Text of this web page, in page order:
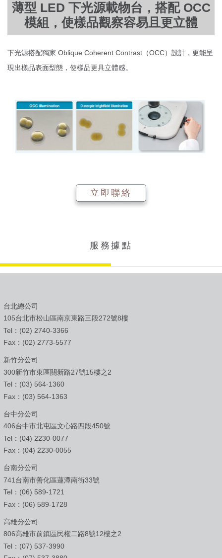
薄型 LED 下光源載物台，搭配 OCC
模組，使樣品觀察容易且更立體
下光源搭配獨家 Oblique Coherent Contrast（OCC）設計，更能呈
現出樣品表面型態，使樣品更具立體感。
立即聯絡
服務據點
台北總公司
105台北市松山區南京東路三段272號8樓
Tel：(02) 2740-3366
Fax：(02) 2773-5577
新竹分公司
300新竹市東區關新路27號15樓之2
Tel：(03) 564-1360
Fax：(03) 564-1363
台中分公司
406台中市北屯區文心路四段450號
Tel：(04) 2230-0077
Fax：(04) 2230-0055
台南分公司
741台南市善化區蓮潭南街33號
Tel：(06) 589-1721
Fax：(06) 589-1728
高雄分公司
806高雄市前鎮區民權二路8號12樓之2
Tel：(07) 537-3990